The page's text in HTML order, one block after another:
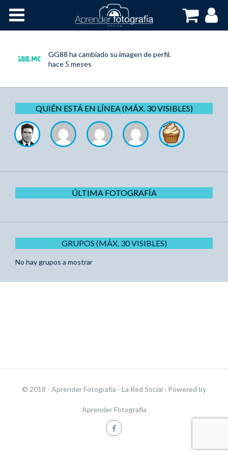
GG88 ha cambiado su imagen de perfil.
hace 5 meses
QUIÉN ESTÁ EN LÍNEA (MÁX. 30 VISIBLES)
ÚLTIMA FOTOGRAFÍA
GRUPOS (MÁX. 30 VISIBLES)
No hay grupos a mostrar
© 2018 - Aprender Fotografía - La Red Social · Powered by
Aprender Fotografía